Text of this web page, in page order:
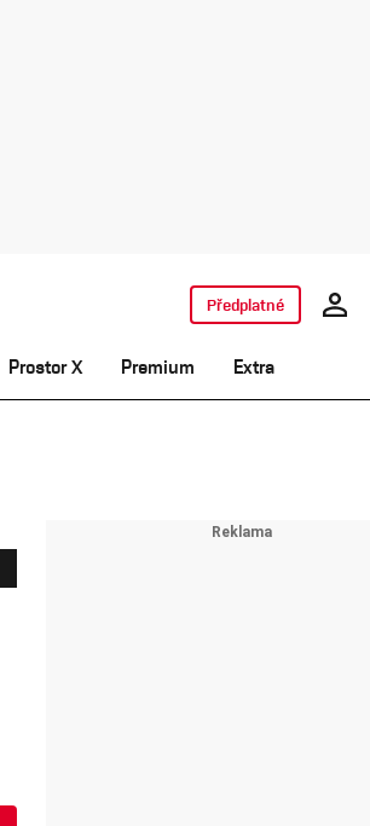
Prostor X Premium Extra
Předplatné